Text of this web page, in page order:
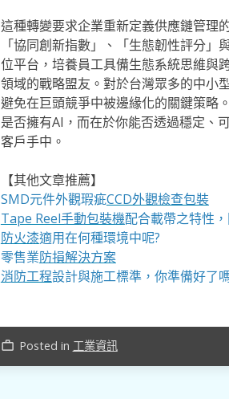
這種轉變要求企業重新定義供應鏈管理
「協同創新指數」、「生態韌性評分
位平台，培養員工具備生態系統思維與
領域的戰略盟友。對於台灣眾多的中小
避免在巨頭競爭中被邊緣化的關鍵策略
是否擁有AI，而在於你能否透過穩定、
客戶手中。
【其他文章推薦】
SMD元件外觀瑕疵CCD外觀檢查包裝
Tape Reel手動包裝機配合載帶之特性
防火漆適用在何種環境中呢?
零售業防損解決方案
消防工程設計與施工標準，你準備好了
work_outline Posted in 工業資訊